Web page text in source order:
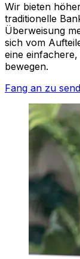
Wir bieten
traditionelle
Überweisung
sich vom
eine
bewegen.
Fang an zu